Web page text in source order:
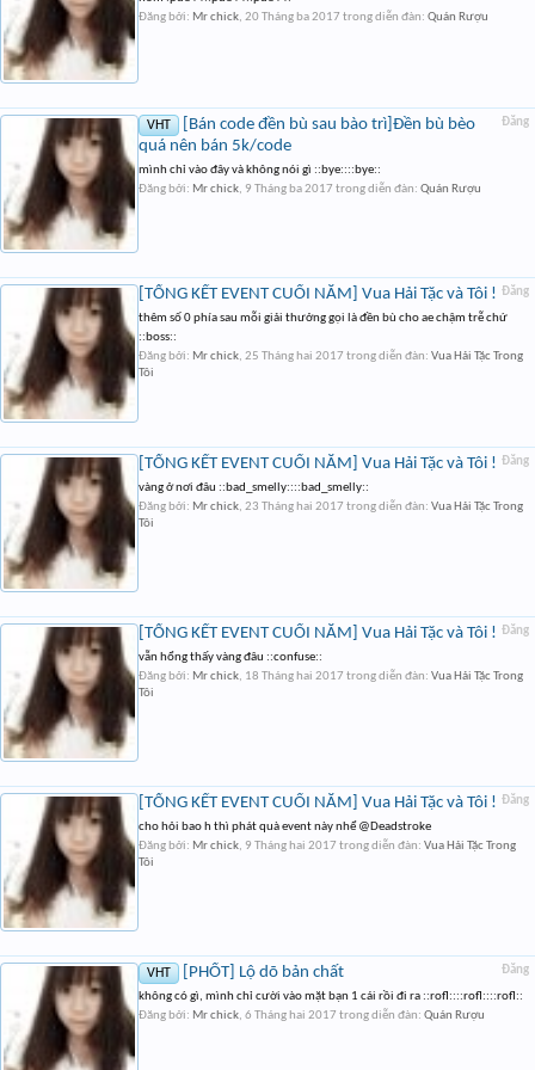
Đăng bởi: Mr chick, 20 Tháng ba 2017 trong diễn đàn: Quán Rượu
Đăng
VHT
[Bán code đền bù sau bào trì]Đền bù bèo
quá nên bán 5k/code
mình chỉ vào đây và không nói gì ::bye::::bye::
Đăng bởi: Mr chick, 9 Tháng ba 2017 trong diễn đàn: Quán Rượu
Đăng
[TỔNG KẾT EVENT CUỐI NĂM] Vua Hải Tặc và Tôi !
thêm số 0 phía sau mỗi giải thưởng gọi là đền bù cho ae chậm trễ chứ
::boss::
Đăng bởi: Mr chick, 25 Tháng hai 2017 trong diễn đàn: Vua Hải Tặc Trong
Tôi
Đăng
[TỔNG KẾT EVENT CUỐI NĂM] Vua Hải Tặc và Tôi !
vàng ở nơi đâu ::bad_smelly::::bad_smelly::
Đăng bởi: Mr chick, 23 Tháng hai 2017 trong diễn đàn: Vua Hải Tặc Trong
Tôi
Đăng
[TỔNG KẾT EVENT CUỐI NĂM] Vua Hải Tặc và Tôi !
vẫn hổng thấy vàng đâu ::confuse::
Đăng bởi: Mr chick, 18 Tháng hai 2017 trong diễn đàn: Vua Hải Tặc Trong
Tôi
Đăng
[TỔNG KẾT EVENT CUỐI NĂM] Vua Hải Tặc và Tôi !
cho hỏi bao h thì phát quà event này nhể @Deadstroke
Đăng bởi: Mr chick, 9 Tháng hai 2017 trong diễn đàn: Vua Hải Tặc Trong
Tôi
Đăng
VHT [PHỐT] Lộ dõ bản chất
không có gì, mình chỉ cười vào mặt bạn 1 cái rồi đi ra ::rofl::::rofl::::rofl::
Đăng bởi: Mr chick, 6 Tháng hai 2017 trong diễn đàn: Quán Rượu